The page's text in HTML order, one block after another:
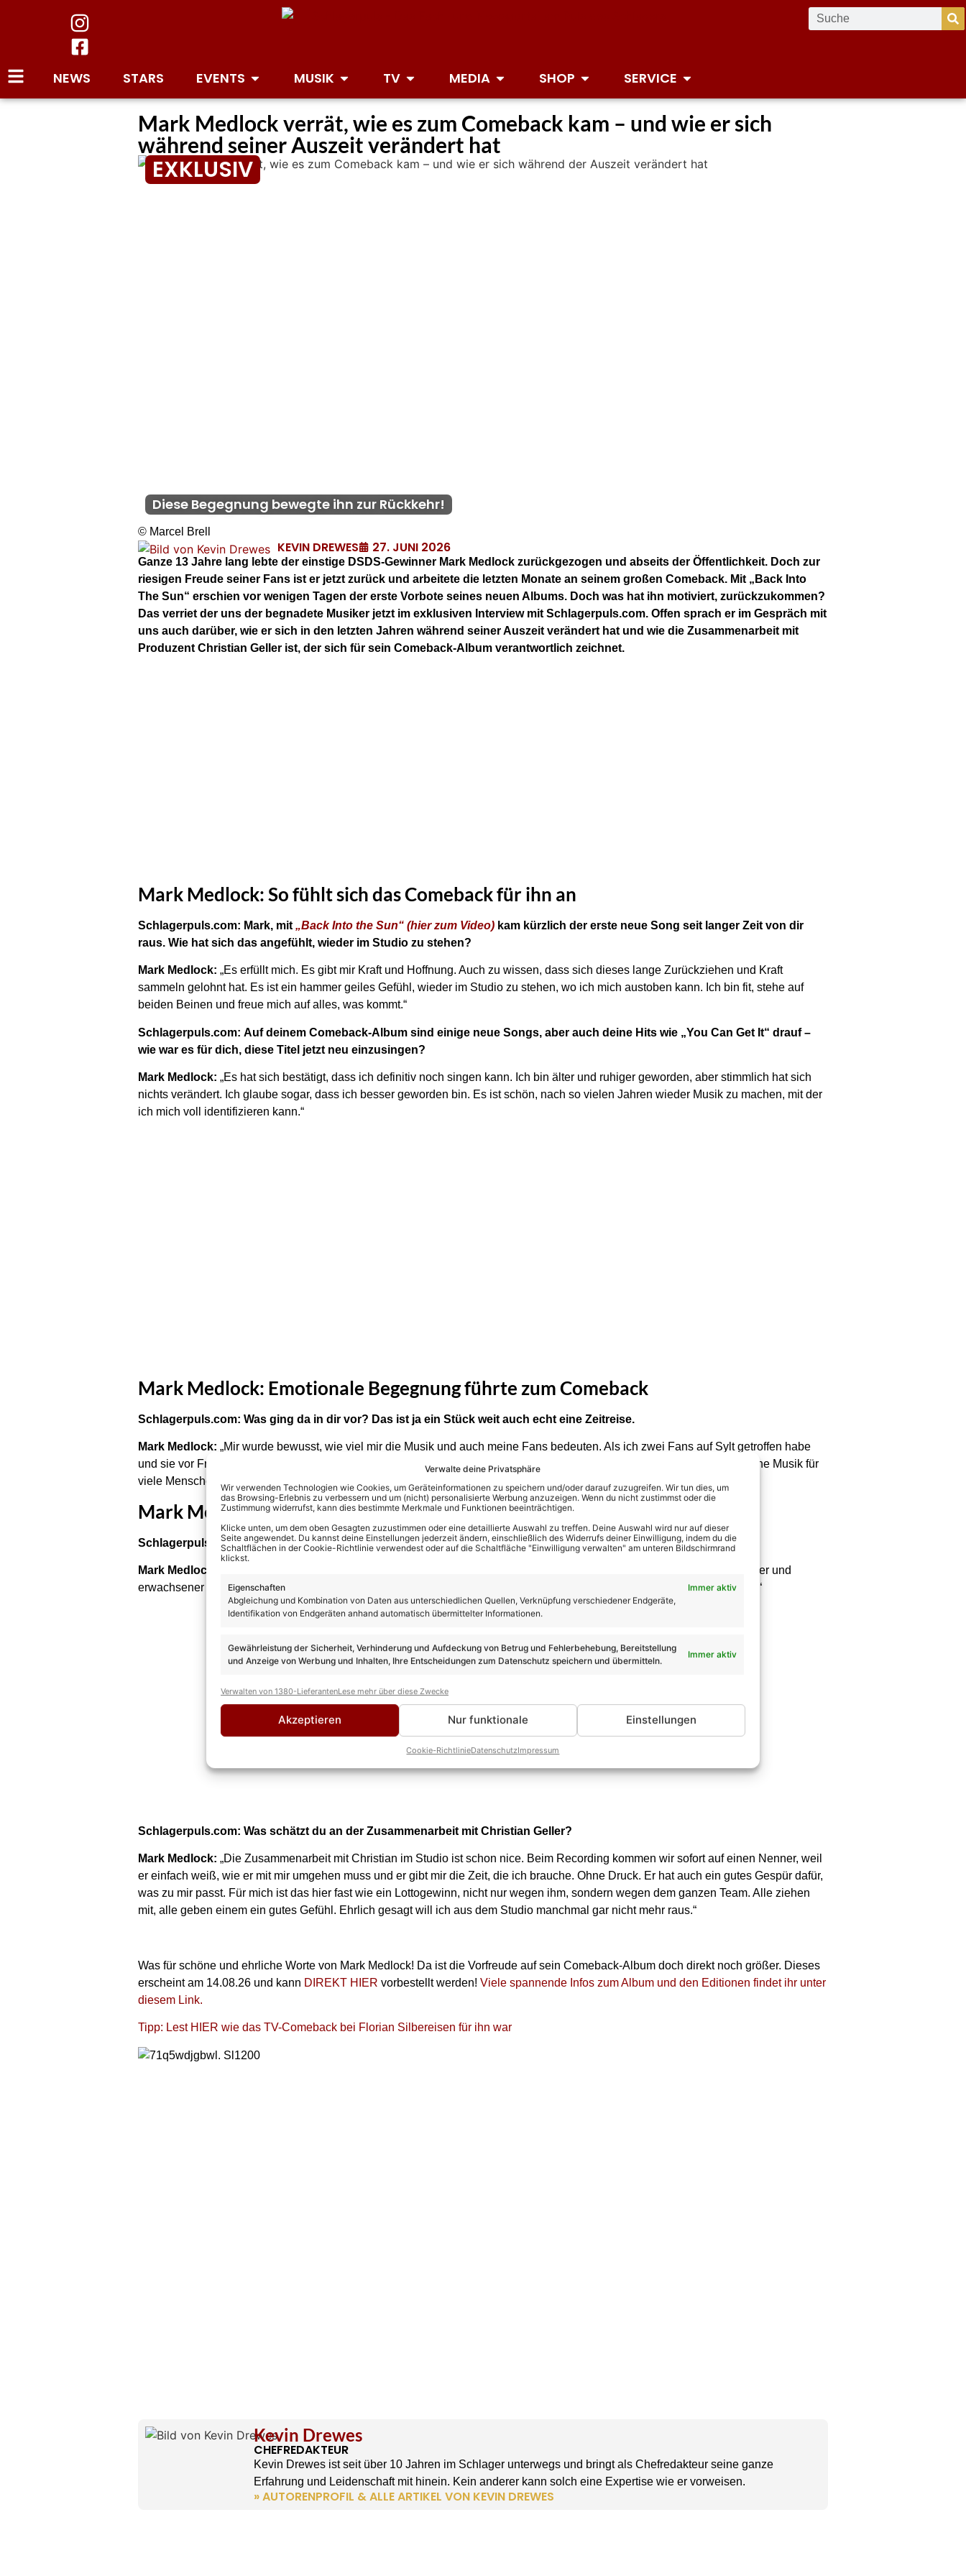
Verwalte deine Privatsphäre
Wir verwenden Technologien wie Cookies, um Geräteinformationen zu speichern und/oder darauf zuzugreifen. Wir tun dies, um
das Browsing-Erlebnis zu verbessern und um (nicht) personalisierte Werbung anzuzeigen. Wenn du nicht zustimmst oder die
Zustimmung widerrufst, kann dies bestimmte Merkmale und Funktionen beeinträchtigen.
Klicke unten, um dem oben Gesagten zuzustimmen oder eine detaillierte Auswahl zu treffen. Deine Auswahl wird nur auf dieser
Seite angewendet. Du kannst deine Einstellungen jederzeit ändern, einschließlich des Widerrufs deiner Einwilligung, indem du die
Schaltflächen in der Cookie-Richtlinie verwendest oder auf die Schaltfläche "Einwilligung verwalten" am unteren Bildschirmrand
klickst.
Eigenschaften
Immer aktiv
Abgleichung und Kombination von Daten aus unterschiedlichen Quellen, Verknüpfung verschiedener Endgeräte,
Identifikation von Endgeräten anhand automatisch übermittelter Informationen.
Gewährleistung der Sicherheit, Verhinderung und Aufdeckung von Betrug und Fehlerbehebung, Bereitstellung
und Anzeige von Werbung und Inhalten, Ihre Entscheidungen zum Datenschutz speichern und übermitteln.
Immer aktiv
Verwalten von 1380-LieferantenLese mehr über diese Zwecke
Akzeptieren Nur funktionale Einstellungen
Cookie-RichtlinieDatenschutzImpressum
NEWS STARS EVENTS MUSIK TV MEDIA SHOP SERVICE
Mark Medlock verrät, wie es zum Comeback kam – und wie er sich
während seiner Auszeit verändert hat
EXKLUSIV
Diese Begegnung bewegte ihn zur Rückkehr!
© Marcel Brell
KEVIN DREWES 27. JUNI 2026
Ganze 13 Jahre lang lebte der einstige DSDS-Gewinner Mark Medlock zurückgezogen und abseits der Öffentlichkeit. Doch zur
riesigen Freude seiner Fans ist er jetzt zurück und arbeitete die letzten Monate an seinem großen Comeback. Mit „Back Into
The Sun“ erschien vor wenigen Tagen der erste Vorbote seines neuen Albums. Doch was hat ihn motiviert, zurückzukommen?
Das verriet der uns der begnadete Musiker jetzt im exklusiven Interview mit Schlagerpuls.com. Offen sprach er im Gespräch mit
uns auch darüber, wie er sich in den letzten Jahren während seiner Auszeit verändert hat und wie die Zusammenarbeit mit
Produzent Christian Geller ist, der sich für sein Comeback-Album verantwortlich zeichnet.
Mark Medlock: So fühlt sich das Comeback für ihn an
Schlagerpuls.com: Mark, mit „Back Into the Sun“ (hier zum Video) kam kürzlich der erste neue Song seit langer Zeit von dir
raus. Wie hat sich das angefühlt, wieder im Studio zu stehen?
Mark Medlock: „Es erfüllt mich. Es gibt mir Kraft und Hoffnung. Auch zu wissen, dass sich dieses lange Zurückziehen und Kraft
sammeln gelohnt hat. Es ist ein hammer geiles Gefühl, wieder im Studio zu stehen, wo ich mich austoben kann. Ich bin fit, stehe auf
beiden Beinen und freue mich auf alles, was kommt.“
Schlagerpuls.com: Auf deinem Comeback-Album sind einige neue Songs, aber auch deine Hits wie „You Can Get It“ drauf –
wie war es für dich, diese Titel jetzt neu einzusingen?
Mark Medlock: „Es hat sich bestätigt, dass ich definitiv noch singen kann. Ich bin älter und ruhiger geworden, aber stimmlich hat sich
nichts verändert. Ich glaube sogar, dass ich besser geworden bin. Es ist schön, nach so vielen Jahren wieder Musik zu machen, mit der
ich mich voll identifizieren kann.“
Mark Medlock: Emotionale Begegnung führte zum Comeback
Schlagerpuls.com: Was ging da in dir vor? Das ist ja ein Stück weit auch echt eine Zeitreise.
Mark Medlock: „Mir wurde bewusst, wie viel mir die Musik und auch meine Fans bedeuten. Als ich zwei Fans auf Sylt getroffen habe
und sie vor Freude geweint haben, habe ich gemerkt, dass wir uns gegenseitig gefehlt haben. Da wurde mir klar, dass meine Musik für
viele Menschen eine große Rolle spielt, und das hat mich motiviert, zurückzukommen.“
Mark Medlock: „Fast wie ein Lottogewinn“
Schlagerpuls.com: Wie sehr geben die neuen Songs dich persönlich wieder?
Mark Medlock:
„Sehr. Das Album hat genau den Groove, mit dem ich mich heute vergleichen kann. Ich bin ruhiger, gechillter und
erwachsener geworden. Musik soll entspannen, Liebe fördern und sich gut anfühlen. Genau das spiegelt das Album wider.“
Schlagerpuls.com: Was schätzt du an der Zusammenarbeit mit Christian Geller?
Mark Medlock: „Die Zusammenarbeit mit Christian im Studio ist schon nice. Beim Recording kommen wir sofort auf einen Nenner, weil
er einfach weiß, wie er mit mir umgehen muss und er gibt mir die Zeit, die ich brauche. Ohne Druck. Er hat auch ein gutes Gespür dafür,
was zu mir passt. Für mich ist das hier fast wie ein Lottogewinn, nicht nur wegen ihm, sondern wegen dem ganzen Team. Alle ziehen
mit, alle geben einem ein gutes Gefühl. Ehrlich gesagt will ich aus dem Studio manchmal gar nicht mehr raus.“
Was für schöne und ehrliche Worte von Mark Medlock! Da ist die Vorfreude auf sein Comeback-Album doch direkt noch größer. Dieses
erscheint am 14.08.26 und kann DIREKT HIER vorbestellt werden! Viele spannende Infos zum Album und den Editionen findet ihr unter
diesem Link.
Tipp: Lest HIER wie das TV-Comeback bei Florian Silbereisen für ihn war
Kevin Drewes
CHEFREDAKTEUR
Kevin Drewes ist seit über 10 Jahren im Schlager unterwegs und bringt als Chefredakteur seine ganze
Erfahrung und Leidenschaft mit hinein. Kein anderer kann solch eine Expertise wie er vorweisen.
» AUTORENPROFIL & ALLE ARTIKEL VON KEVIN DREWES